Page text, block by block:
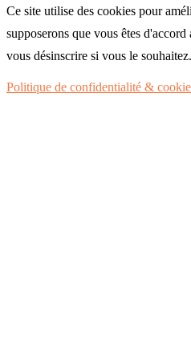
Ce site utilise des cookies pour
supposerons que vous êtes
vous désinscrire si vous le souhaitez.
Politique de confidentialité &